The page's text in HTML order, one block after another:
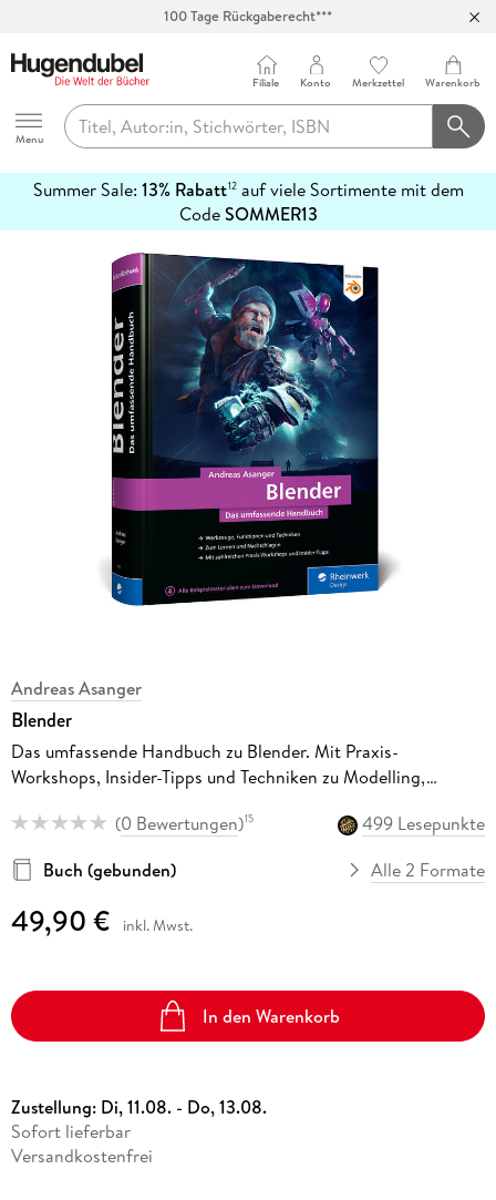
100 Tage Rückgaberecht***
Hugendubel
Menu
Filiale Konto Merkzettel Warenkorb
Summer Sale: 13% Rabatt12auf viele Sortimente mit dem
CodeSOMMER13
erfahren
Andreas Asanger
Blender
Das umfassende Handbuch zu Blender. Mit Praxis-
Workshops, Insider-Tipps und Techniken zu Modelling,
(0 Bewertungen)15
499 Lesepunkte
Buch (gebunden)
Alle 2 Formate
49,90 € inkl. Mwst.
In den Warenkorb
Zustellung: Di, 11.08. - Do, 13.08.
Sofort lieferbar
Versandkostenfrei